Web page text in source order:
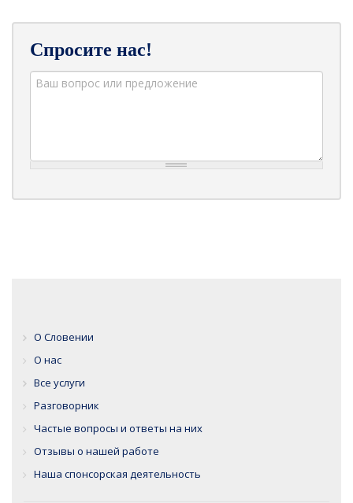
Спросите нас!
О Словении
О нас
Все услуги
Разговорник
Частые вопросы и ответы на них
Отзывы о нашей работе
Наша спонсорская деятельность